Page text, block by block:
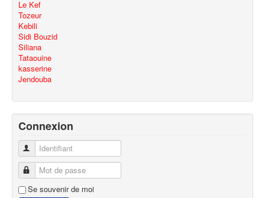
Le Kef
Tozeur
Kebili
Sidi Bouzid
Siliana
Tataouine
kasserine
Jendouba
Connexion
Identifiant
Mot de passe
Se souvenir de moi